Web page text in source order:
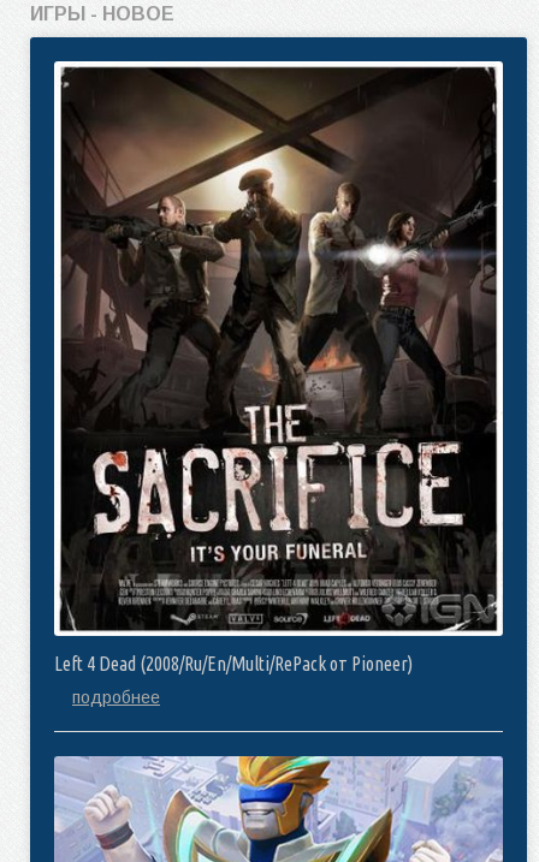
ИГРЫ - НОВОЕ
Left 4 Dead (2008/Ru/En/Multi/RePack от Pioneer)
подробнее